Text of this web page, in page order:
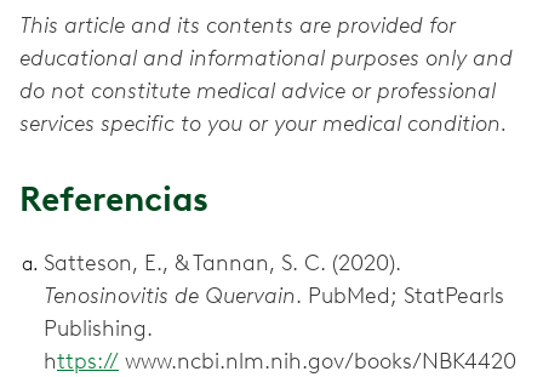
This article and its contents are provided for
educational and informational purposes only and
do not constitute medical advice or professional
services specific to you or your medical condition.
Referencias
Satteson, E., & Tannan, S. C. (2020).
Tenosinovitis de Quervain. PubMed; StatPearls
Publishing.
https:// www.ncbi.nlm.nih.gov/books/NBK4420